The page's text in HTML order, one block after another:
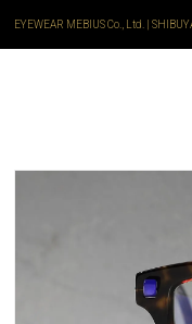
EYEWEAR MEBIUS Co., Ltd. |